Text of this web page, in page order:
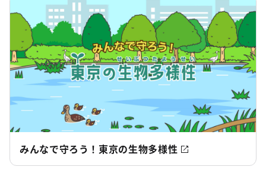
みんなで守ろう！東京の生物多様性